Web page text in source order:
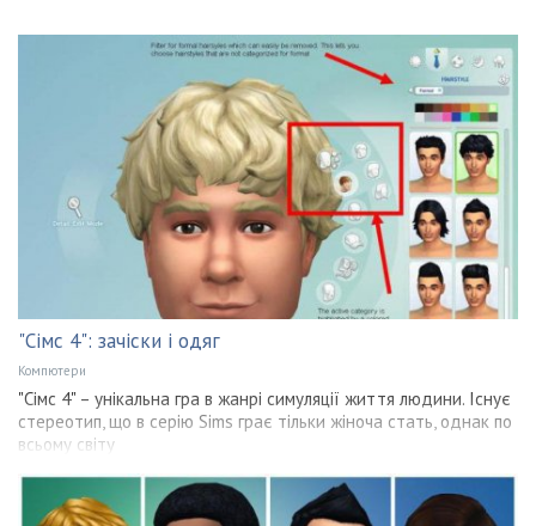
"Сімс 4": зачіски і одяг
Компютери
"Сімс 4" – унікальна гра в жанрі симуляції життя людини. Існує
стереотип, що в серію Sims грає тільки жіноча стать, однак по
всьому світу